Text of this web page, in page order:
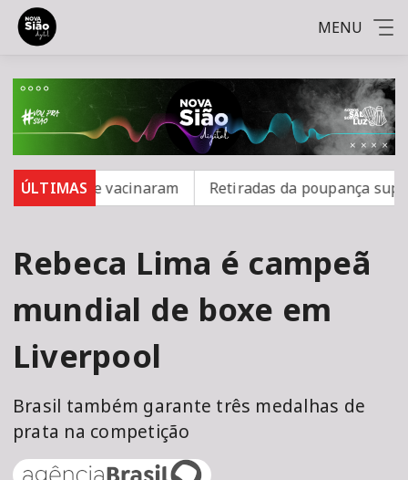
MENU
ÚLTIMAS
não se vacinaram Retiradas da poupança superam
Rebeca Lima é campeã
mundial de boxe em
Liverpool
Brasil também garante três medalhas de
prata na competição